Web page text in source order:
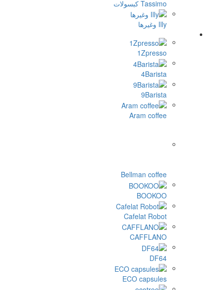
Tassimo كبسولات
Illy وغيرها
1Zpresso
4Barista
9Barista
Aram coffee
Bellman coffee
BOOKOO
Cafelat Robot
CAFFLANO
DF64
ECO capsules